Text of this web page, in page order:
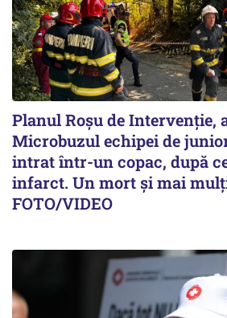
Planul Roşu de Intervenţie,
Microbuzul echipei de
intrat într-un copac, după
infarct. Un mort și mai
FOTO/VIDEO